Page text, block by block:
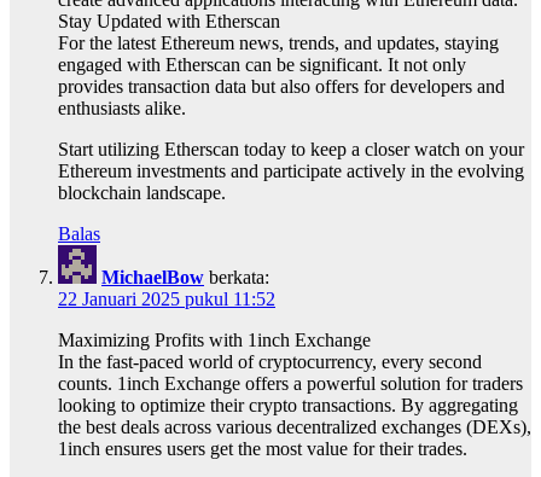
Stay Updated with Etherscan
For the latest Ethereum news, trends, and updates, staying
engaged with Etherscan can be significant. It not only
provides transaction data but also offers for developers and
enthusiasts alike.
Start utilizing Etherscan today to keep a closer watch on your
Ethereum investments and participate actively in the evolving
blockchain landscape.
Balas
MichaelBow berkata:
22 Januari 2025 pukul 11:52
Maximizing Profits with 1inch Exchange
In the fast-paced world of cryptocurrency, every second
counts. 1inch Exchange offers a powerful solution for traders
looking to optimize their crypto transactions. By aggregating
the best deals across various decentralized exchanges (DEXs),
1inch ensures users get the most value for their trades.